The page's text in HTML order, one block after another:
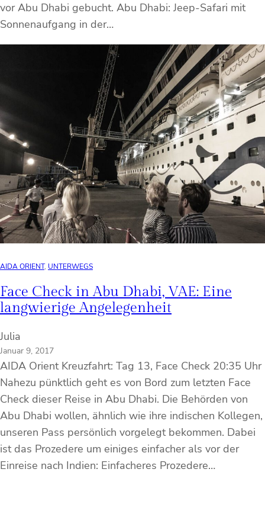
vor Abu Dhabi gebucht. Abu Dhabi: Jeep-Safari mit
Sonnenaufgang in der…
AIDA ORIENT, UNTERWEGS
Face Check in Abu Dhabi, VAE: Eine
langwierige Angelegenheit
Julia
Januar 9, 2017
AIDA Orient Kreuzfahrt: Tag 13, Face Check 20:35 Uhr
Nahezu pünktlich geht es von Bord zum letzten Face
Check dieser Reise in Abu Dhabi. Die Behörden von
Abu Dhabi wollen, ähnlich wie ihre indischen Kollegen,
unseren Pass persönlich vorgelegt bekommen. Dabei
ist das Prozedere um einiges einfacher als vor der
Einreise nach Indien: Einfacheres Prozedere…